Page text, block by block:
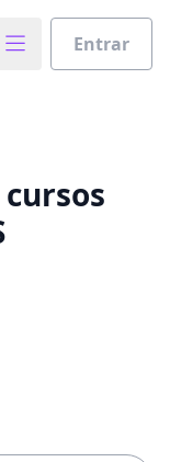
Entrar
estudos